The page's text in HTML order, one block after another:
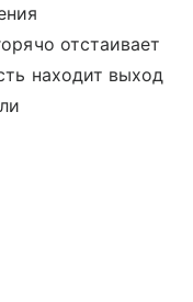
отстаивает
находит выход